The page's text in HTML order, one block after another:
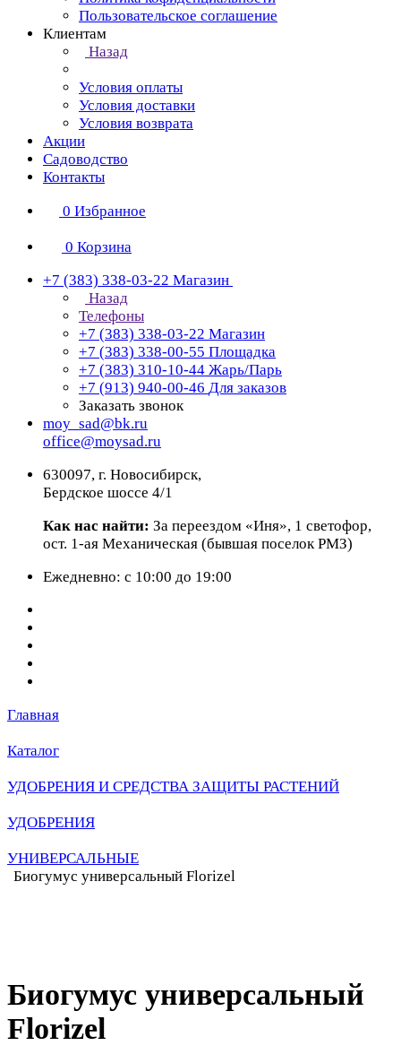
Пользовательское соглашение
Клиентам
Назад
Условия оплаты
Условия доставки
Условия возврата
Акции
Садоводство
Контакты
0 Избранное
0 Корзина
+7 (383) 338-03-22 Магазин
Назад
Телефоны
+7 (383) 338-03-22 Магазин
+7 (383) 338-00-55 Площадка
+7 (383) 310-10-44 Жарь/Парь
+7 (913) 940-00-46 Для заказов
Заказать звонок
moy_sad@bk.ru
office@moysad.ru
630097, г. Новосибирск,
Бердское шоссе 4/1
Как нас найти: За переездом «Иня», 1 светофор,
ост. 1-ая Механическая (бывшая поселок РМЗ)
Ежедневно: с 10:00 до 19:00
Главная
Каталог
УДОБРЕНИЯ И СРЕДСТВА ЗАЩИТЫ РАСТЕНИЙ
УДОБРЕНИЯ
УНИВЕРСАЛЬНЫЕ
Биогумус универсальный Florizel
Биогумус универсальный
Florizel